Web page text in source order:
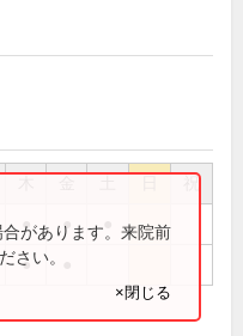
祝
● ●
●
があります。来院前
さい。
×閉じる